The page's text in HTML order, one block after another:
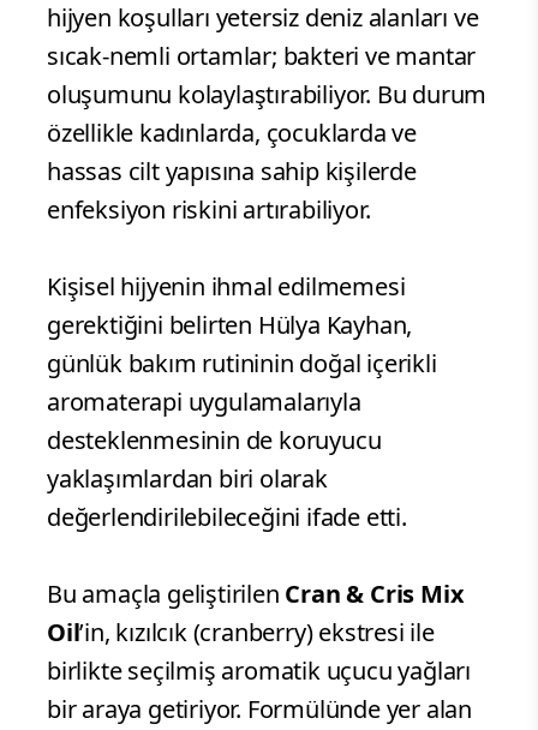
hijyen koşulları yetersiz deniz alanları ve
sıcak-nemli ortamlar; bakteri ve mantar
oluşumunu kolaylaştırabiliyor. Bu durum
özellikle kadınlarda, çocuklarda ve
hassas cilt yapısına sahip kişilerde
enfeksiyon riskini artırabiliyor.
Kişisel hijyenin ihmal edilmemesi
gerektiğini belirten Hülya Kayhan,
günlük bakım rutininin doğal içerikli
aromaterapi uygulamalarıyla
desteklenmesinin de koruyucu
yaklaşımlardan biri olarak
değerlendirilebileceğini ifade etti.
Bu amaçla geliştirilen Cran & Cris Mix
Oil’in, kızılcık (cranberry) ekstresi ile
birlikte seçilmiş aromatik uçucu yağları
bir araya getiriyor. Formülünde yer alan